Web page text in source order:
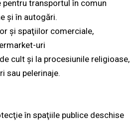
transportul în comun
şi în autogări.
şi spaţiilor comerciale,
uri
cult şi la procesiunile religioase,
sau pelerinaje.
în spaţiile publice deschise